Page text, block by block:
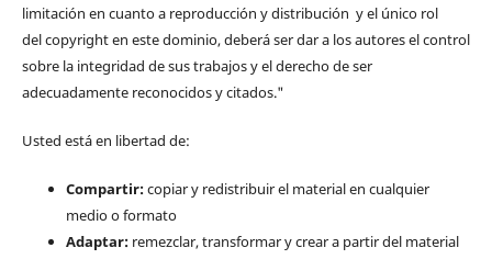
limitación en cuanto a reproducción y distribución y el único rol
del copyright en este dominio, deberá ser dar a los autores el control
sobre la integridad de sus trabajos y el derecho de ser
adecuadamente reconocidos y citados."
Usted está en libertad de:
Compartir:copiar y redistribuir el material en cualquier
medio o formato
Adaptar:remezclar, transformar y crear a partir del material